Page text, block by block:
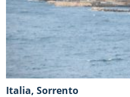
Italia, Sorrento